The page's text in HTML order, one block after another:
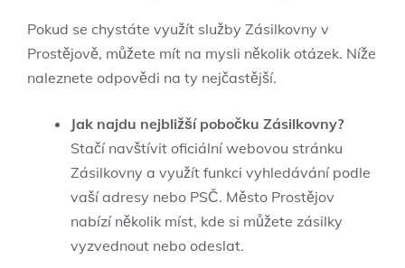
Pokud se chystáte využít služby Zásilkovny v
Prostějově, můžete mít na mysli několik otázek. Níže
naleznete odpovědi na ty nejčastější.
Jak najdu nejbližší pobočku Zásilkovny?
Stačí navštívit oficiální webovou stránku
Zásilkovny a využít funkci vyhledávání podle
vaší adresy nebo PSČ. Město Prostějov
nabízí několik míst, kde si můžete zásilky
vyzvednout nebo odeslat.